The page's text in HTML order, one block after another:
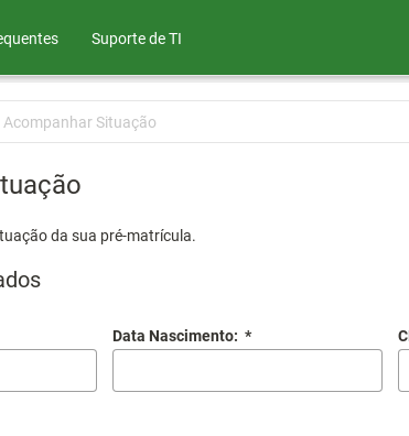
Suporte de TI
Acompanhar Situação
da sua pré-matrícula.
Data Nascimento: *